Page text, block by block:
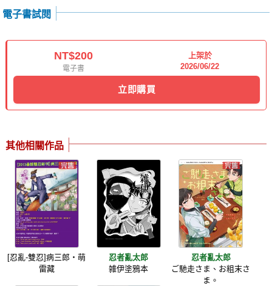
電子書試閱
NT$200
電子書
上架於
2026/06/22
立即購買
其他相關作品
[忍亂-雙忍]病三郎‧萌
雷藏
忍者亂太郎
雑伊塗鴉本
忍者亂太郎
ご馳走さま、お粗末さ
ま。